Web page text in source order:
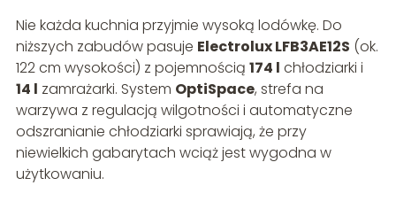
Nie każda kuchnia przyjmie wysoką lodówkę. Do
niższych zabudów pasuje Electrolux LFB3AE12S (ok.
122 cm wysokości) z pojemnością 174 l chłodziarki i
14 l zamrażarki. System OptiSpace, strefa na
warzywa z regulacją wilgotności i automatyczne
odszranianie chłodziarki sprawiają, że przy
niewielkich gabarytach wciąż jest wygodna w
użytkowaniu.